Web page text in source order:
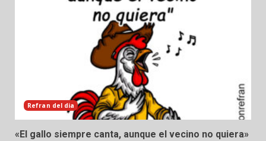
Refran del dia
«El gallo siempre canta, aunque el vecino no quiera»